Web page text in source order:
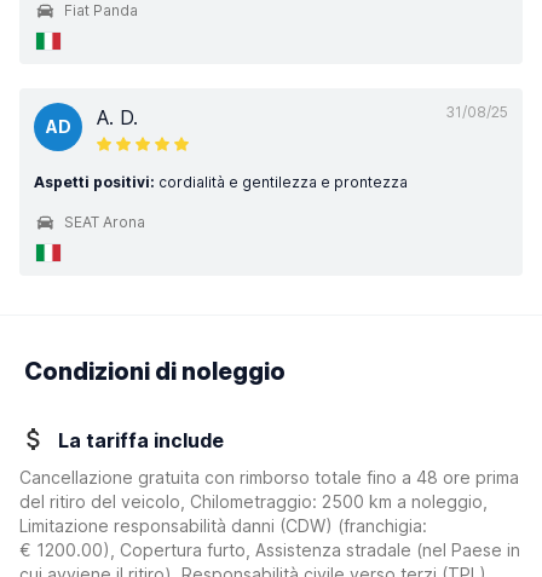
Fiat Panda
31/08/25
AD A. D.
Aspetti positivi: cordialità e gentilezza e prontezza
SEAT Arona
Condizioni di noleggio
La tariffa include
Cancellazione gratuita con rimborso totale fino a 48 ore prima
del ritiro del veicolo, Chilometraggio: 2500 km a noleggio,
Limitazione responsabilità danni (CDW) (franchigia:
€ 1200.00)
, Copertura furto, Assistenza stradale (nel Paese in